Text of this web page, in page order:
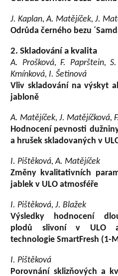
J. Kaplan, A. Matějíček, J.
Odrůda černého bezu
2. Skladování a kvalita
A. Prošková, F. Paprštein,
Kmínková, I. Šetinová
Vliv skladování na výskyt
jabloně
A. Matějíček, J. Matějíčková,
Hodnocení pevnosti
a hrušek skladovaných v
I. Pištěková, A. Matějíček
Změny kvalitativních
jablek v ULO atmosféře
I. Pištěková, J. Blažek
Výsledky hodnocení
plodů slivoní v ULO
technologie SmartFresh (1-
I. Pištěková
Porovnání sklizňových a